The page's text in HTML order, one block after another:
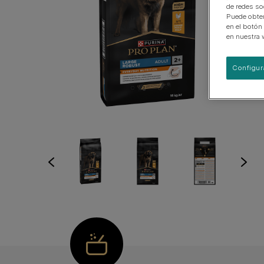
Ver nuestra gama de productos para perros
de redes
Puede
en el botón
en nuestra